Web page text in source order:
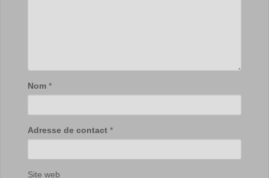
Nom *
Adresse de contact *
Site web